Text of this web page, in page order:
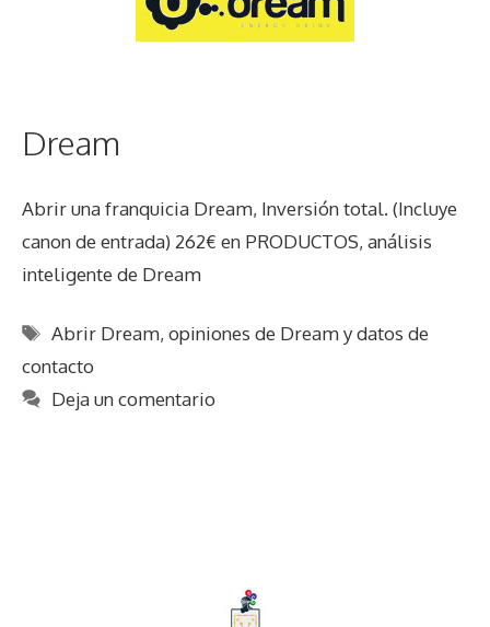
Dream
Abrir una franquicia Dream, Inversión total. (Incluye
canon de entrada) 262€ en PRODUCTOS, análisis
inteligente de Dream
Etiquetas
Abrir Dream,opiniones de Dream y datos de
contacto
Deja un comentario